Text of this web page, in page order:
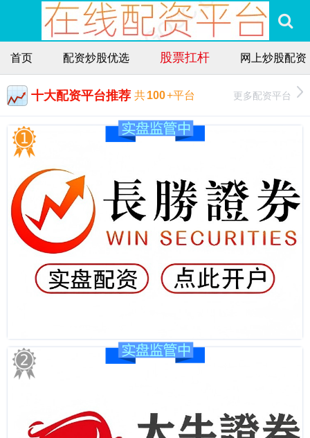
首页 配资炒股优选 股票扛杆 网上炒股配资
十大配资平台推荐 共100+平台 更多配资平台